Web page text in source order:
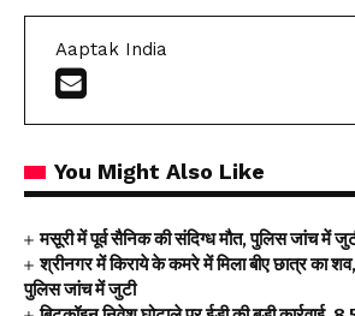
Aaptak India
You Might Also Like
मसूरी में पूर्व सैनिक की संदिग्ध मौत, पुलिस जांच में
श्रीनगर में किराये के कमरे में मिला बीए छात्र का
पुलिस जांच में जुटी